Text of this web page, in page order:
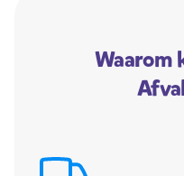
Waarom